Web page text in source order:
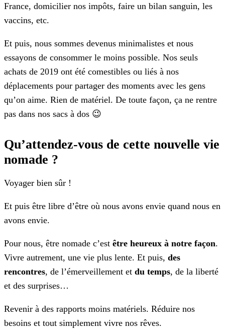
France, domicilier nos impôts, faire un bilan sanguin, les
vaccins, etc.
Et puis, nous sommes devenus minimalistes et nous
essayons de consommer le moins possible. Nos seuls
achats de 2019 ont été comestibles ou liés à nos
déplacements pour partager des moments avec les gens
qu’on aime. Rien de matériel. De toute façon, ça ne rentre
pas dans nos sacs à dos 😉
Qu’attendez-vous de cette nouvelle vie
nomade ?
Voyager bien sûr !
Et puis être libre d’être où nous avons envie quand nous en
avons envie.
Pour nous, être nomade c’est être heureux à notre façon.
Vivre autrement, une vie plus lente. Et puis, des
rencontres, de l’émerveillement et du temps, de la liberté
et des surprises…
Revenir à des rapports moins matériels. Réduire nos
besoins et tout simplement vivre nos rêves.